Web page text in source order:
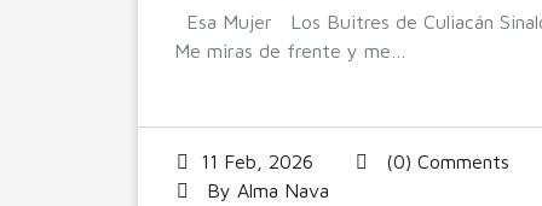
Esa Mujer Los Buitres de Culiacán
Me miras de frente y me…
11 Feb, 2026
(0) Comments
By Alma Nava